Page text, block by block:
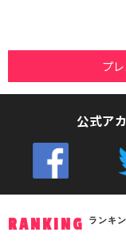
プ
公式ア
RANKING ランキ